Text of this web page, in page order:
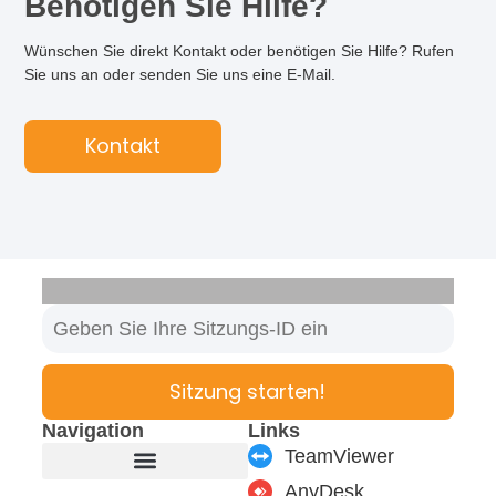
Wünschen Sie direkt Kontakt oder benötigen Sie Hilfe? Rufen
Sie uns an oder senden Sie uns eine E-Mail.
Kontakt
Navigation
Links
TeamViewer
AnyDesk
Sitzung starten!